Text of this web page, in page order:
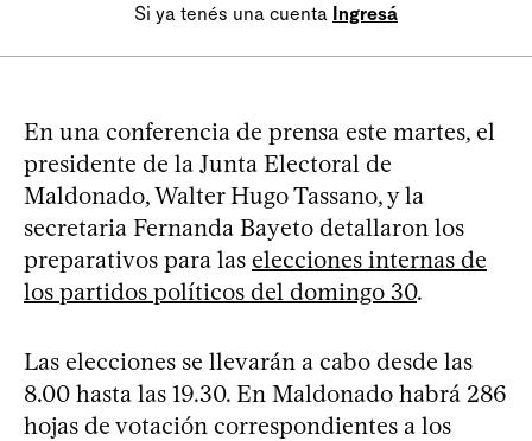
Si ya tenés una cuenta Ingresá
En una conferencia de prensa este martes, el
presidente de la Junta Electoral de
Maldonado, Walter Hugo Tassano, y la
secretaria Fernanda Bayeto detallaron los
preparativos para las elecciones internas de
los partidos políticos del domingo 30.
Las elecciones se llevarán a cabo desde las
8.00 hasta las 19.30. En Maldonado habrá 286
hojas de votación correspondientes a los